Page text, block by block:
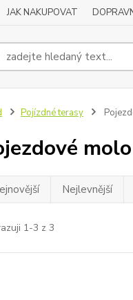
JAK NAKUPOVAT
Pojízdné terasy
Nejlevnější
1-3 z 3